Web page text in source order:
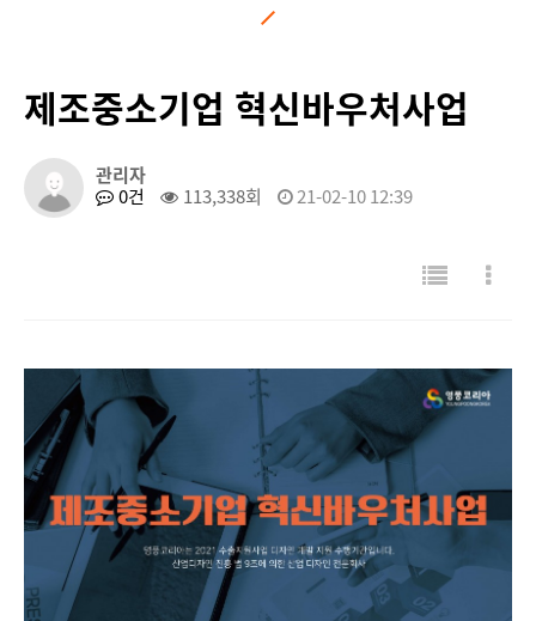
제조중소기업 혁신바우처사업
관리자
0건
113,338회 21-02-10 12:39